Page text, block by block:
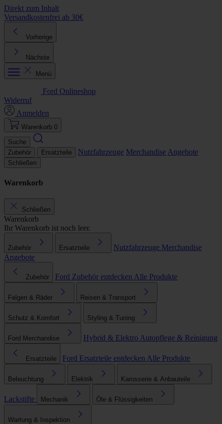
Direkt zum Inhalt
Versandkostenfrei ab 30€
Vorherige
Nächste
Menü
Ford Onlineshop
Widerruf
Anmelden
Warenkorb 0
Suche
Zubehör
Ersatzteile Nutzfahrzeuge Merchandise Angebote
Schließen
Warenkorb
Schließen
Warenkorb
Ihr Warenkorb ist noch leer.
Zubehör Ersatzteile Nutzfahrzeuge Merchandise
Angebote
Zubehör Ford Zubehör entdecken Alle Produkte
Felgen & Räder Reisen & Transport
Schutz & Komfort Styling & Tuning
Ford Merchandise Hybrid & Elektro Autopflege & Reinigung
Ersatzteile Ford Ersatzteile entdecken Alle Produkte
Beleuchtung Elektrik Karosserie & Anbauteile
Lackstifte Mechanik Öle & Flüssigkeiten
Wartung & Inspektion